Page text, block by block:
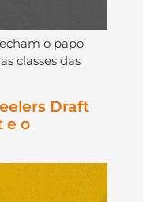
o papo
classes das
Draft
e o